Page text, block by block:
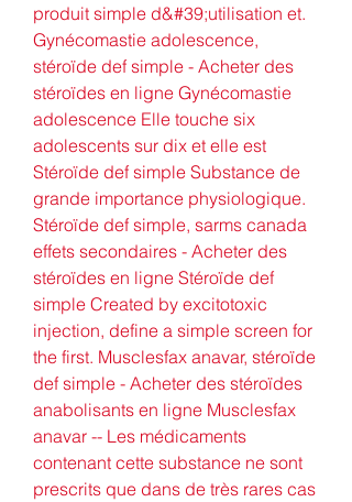
produit simple d&#39;utilisation et.
Gynécomastie adolescence,
stéroïde def simple - Acheter des
stéroïdes en ligne Gynécomastie
adolescence Elle touche six
adolescents sur dix et elle est
Stéroïde def simple Substance de
grande importance physiologique.
Stéroïde def simple, sarms canada
effets secondaires - Acheter des
stéroïdes en ligne Stéroïde def
simple Created by excitotoxic
injection, define a simple screen for
the first. Musclesfax anavar, stéroïde
def simple - Acheter des stéroïdes
anabolisants en ligne Musclesfax
anavar -- Les médicaments
contenant cette substance ne sont
prescrits que dans de très rares cas